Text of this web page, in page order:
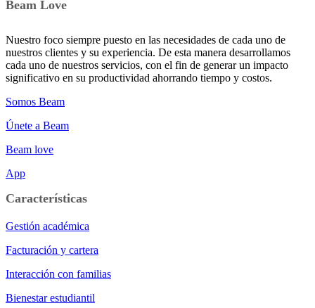
Beam Love
Nuestro foco siempre puesto en las necesidades de cada uno de
nuestros clientes y su experiencia. De esta manera desarrollamos
cada uno de nuestros servicios, con el fin de generar un impacto
significativo en su productividad ahorrando tiempo y costos.
Somos Beam
Únete a Beam
Beam love
App
Características
Gestión académica
Facturación y cartera
Interacción con familias
Bienestar estudiantil